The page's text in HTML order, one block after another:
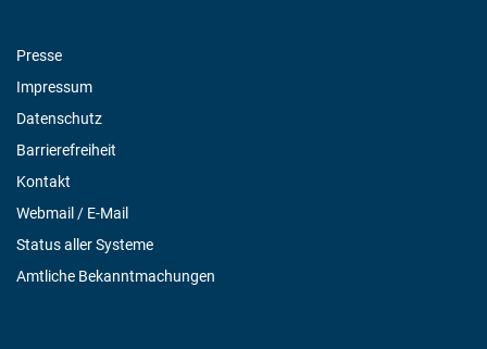
Presse
Impressum
Datenschutz
Barrierefreiheit
Kontakt
Webmail / E-Mail
Status aller Systeme
Amtliche Bekanntmachungen